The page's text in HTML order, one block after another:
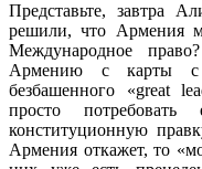
Представьте, завтра
решили, что Армения
Международное
Армению с карты с
безбашенного «great
просто
конституционную
Армения откажет, то